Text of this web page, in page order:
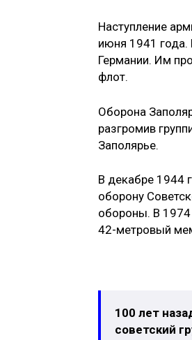
Наступление
июня 1941 года.
Германии. Им
флот.
Оборона
разгромив
Заполярье.
В декабре 1944
оборону
обороны. В 1974
42-метровый
100 лет
советский